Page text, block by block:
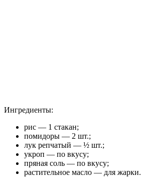
Ингредиенты:
рис — 1 стакан;
помидоры — 2 шт.;
лук репчатый — ½ шт.;
укроп — по вкусу;
пряная соль — по вкусу;
растительное масло — для жарки.